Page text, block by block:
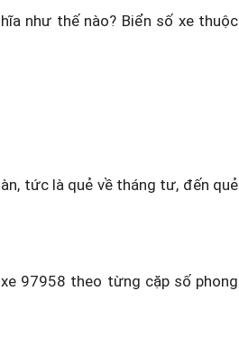
như thế nào? Biển số xe thuộc
tức là quẻ về tháng tư, đến quẻ
97958 theo từng cặp số phong